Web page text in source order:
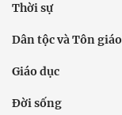
Thời sự
Dân tộc và Tôn giáo
Giáo dục
Đời sống